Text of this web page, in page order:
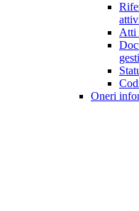
Atti
Oneri